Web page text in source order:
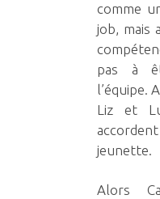
comme
job, mais
pas à
l’équipe.
Liz et
jeunette.
Alors